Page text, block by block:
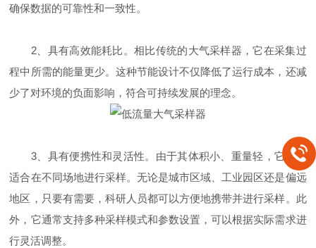
确保数据的可靠性和一致性。
2、具有高效能耗比。相比传统的大气采样器，它在采集过
程中所需的能量更少。这种节能设计不仅降低了运行成本，还减
少了对环境的负面影响，符合可持续发展的理念。
3、具有便携性和灵活性。由于其体积小、重量轻，它非常
适合在不同场地进行采样。无论是城市区域、工业园区还是偏远
地区，只要有需要，科研人员都可以方便地携带并进行采样。此
外，它通常支持多种采样模式和参数设置，可以根据实际需求进
行灵活调整。